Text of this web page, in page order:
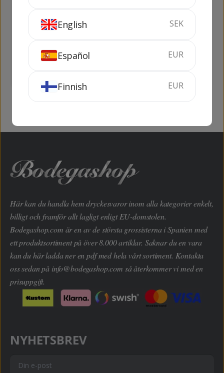
DRC Romanee - St.
Vivant
13%
Habla de Ti Pack (2
Glas)
12.5%
Här kan du handla hem dryckesvaror inom alla kategorier enkelt,
billigt och framför allt lagligt enligt EU-domstolen.
Bodegashop.com är en av de största grossisterna i Spanien med
ett produktsortiment på över 8.000 artiklar. Saknar du en vara
kan du här ladda ner en pdf med hela vårt sortiment. Kontakta
oss sedan på info@bodegashop.com så återkommer vi med en
prisuppgift.
NYHETSBREV
English SEK
Español EUR
Finnish EUR